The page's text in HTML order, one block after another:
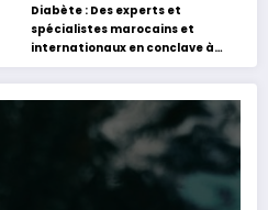
Diabète : Des experts et
spécialistes marocains et
internationaux en conclave à
Tanger